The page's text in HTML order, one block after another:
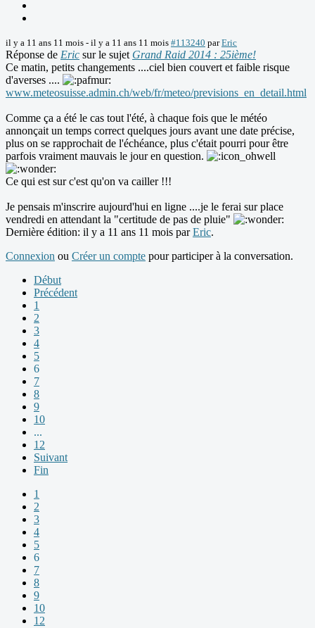
il y a 11 ans 11 mois - il y a 11 ans 11 mois #113240 parEric
Réponse de Eric sur le sujet Grand Raid 2014 : 25ième!
Ce matin, petits changements ....ciel bien couvert et faible risque
d'averses ....
www.meteosuisse.admin.ch/web/fr/meteo/previsions_en_detail.html
Comme ça a été le cas tout l'été, à chaque fois que le météo
annonçait un temps correct quelques jours avant une date précise,
plus on se rapprochait de l'échéance, plus c'était pourri pour être
parfois vraiment mauvais le jour en question.
Ce qui est sur c'est qu'on va cailler !!!
Je pensais m'inscrire aujourd'hui en ligne ....je le ferai sur place
vendredi en attendant la "certitude de pas de pluie"
Dernière édition: il y a 11 ans 11 mois parEric.
Connexion ou Créer un compte pour participer à la conversation.
Début
Précédent
1
2
3
4
5
6
7
8
9
10
...
12
Suivant
Fin
1
2
3
4
5
6
7
8
9
10
12